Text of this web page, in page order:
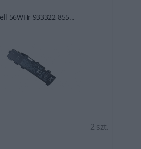
56WHr 933322-855...
2 szt.